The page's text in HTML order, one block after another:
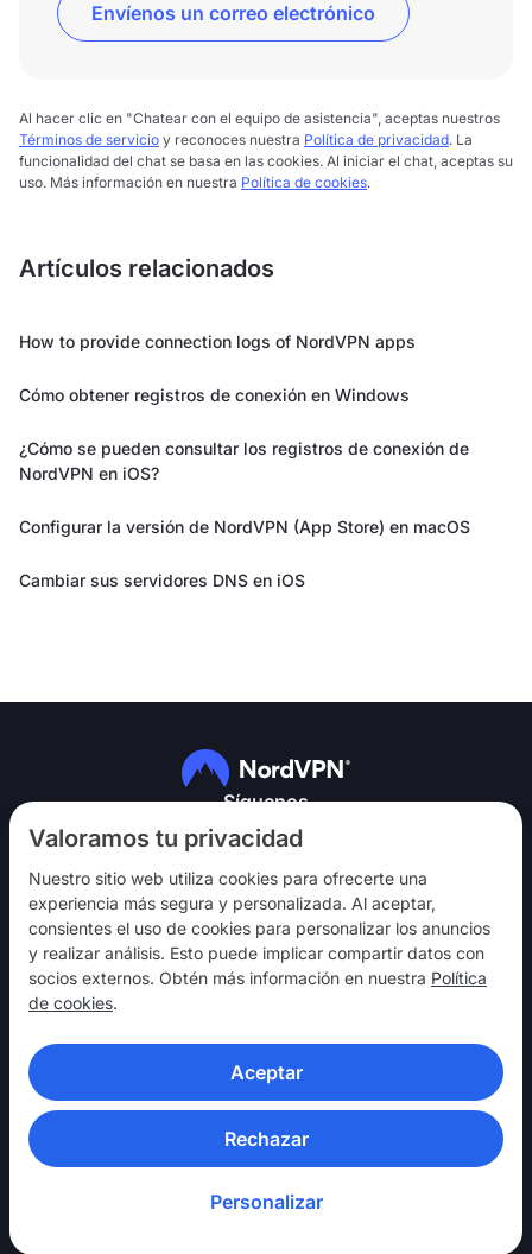
Valoramos tu privacidad
Nuestro sitio web utiliza cookies para ofrecerte una
experiencia más segura y personalizada. Al aceptar,
consientes el uso de cookies para personalizar los anuncios
y realizar análisis. Esto puede implicar compartir datos con
socios externos. Obtén más información en nuestra Política
de cookies.
Aceptar
Rechazar
Personalizar
Envíenos un correo electrónico
Al hacer clic en "Chatear con el equipo de asistencia", aceptas nuestros
Términos de servicio y reconoces nuestra Política de privacidad. La
funcionalidad del chat se basa en las cookies. Al iniciar el chat, aceptas su
uso. Más información en nuestra Política de cookies.
Artículos relacionados
How to provide connection logs of NordVPN apps
Cómo obtener registros de conexión en Windows
¿Cómo se pueden consultar los registros de conexión de
NordVPN en iOS?
Configurar la versión de NordVPN (App Store) en macOS
Cambiar sus servidores DNS en iOS
Síguenos
NordVPN
Involúcrate
Ayuda
Descubre
APLICACIONES VPN
© 2026 Nord Security. Todos los derechos reservados